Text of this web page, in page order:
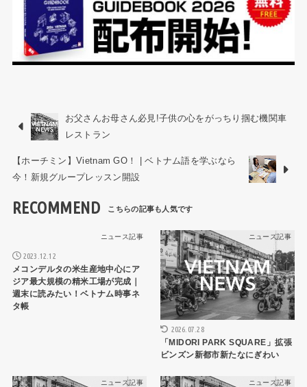
お父さんお母さん必見!子供の心をがっちり掴む機関車
レストラン
【ホーチミン】Vietnam GO！ | ベトナム語を学ぶなら
今！新規グループレッスン開設
RECOMMEND
ニュース記事
2023.12.12
メコンデルタの米生産地中心にア
ジア最大規模の精米工場が完成｜
週末に読みたい！ベトナム時事ネ
タ帳
ニュース記事
2026.07.28
「MIDORI PARK SQUARE」拡張
ビンズン新都市新たなにぎわい
ニュース記事 ニュース記事